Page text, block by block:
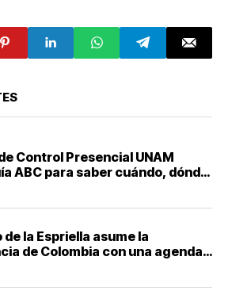
Control Presencial UNAM
ABC para saber cuándo, dónde
la Espriella asume la
de Colombia con una agenda